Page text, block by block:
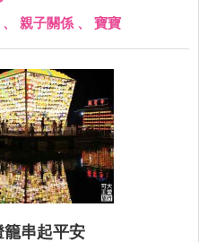
、 親子關係 、 寶寶
串起平安